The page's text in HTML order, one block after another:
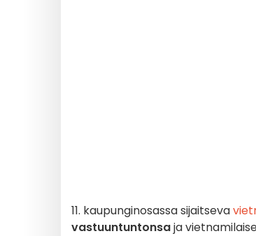
11. kaupunginosassa sijaitseva
vastuuntuntonsaja